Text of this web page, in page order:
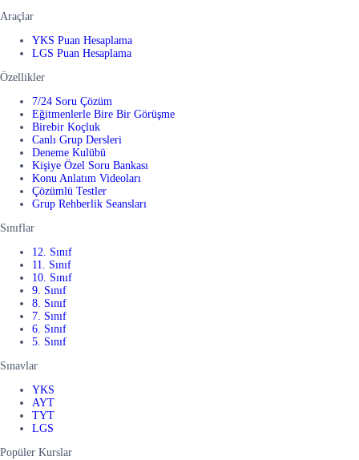
Araçlar
YKS Puan Hesaplama
LGS Puan Hesaplama
Özellikler
7/24 Soru Çözüm
Eğitmenlerle Bire Bir Görüşme
Birebir Koçluk
Canlı Grup Dersleri
Deneme Kulübü
Kişiye Özel Soru Bankası
Konu Anlatım Videoları
Çözümlü Testler
Grup Rehberlik Seansları
Sınıflar
12. Sınıf
11. Sınıf
10. Sınıf
9. Sınıf
8. Sınıf
7. Sınıf
6. Sınıf
5. Sınıf
Sınavlar
YKS
AYT
TYT
LGS
Popüler Kurslar